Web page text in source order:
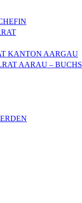
KANTON AARGAU
AARAU – BUCHS